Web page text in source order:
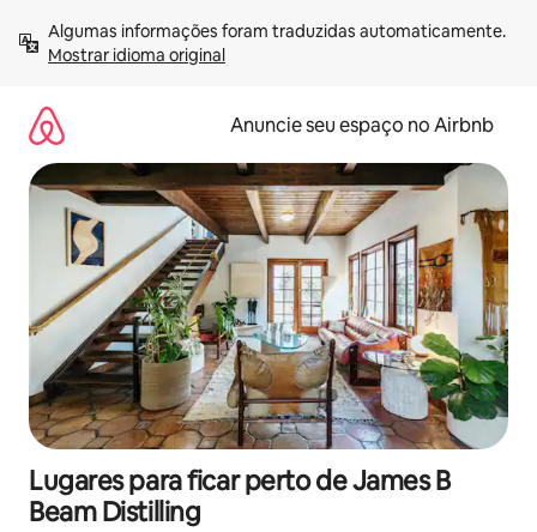
para
Mostrar idioma original
Anuncie seu espaço no Airbnb
Lugares para ficar perto de James B
Beam Distilling